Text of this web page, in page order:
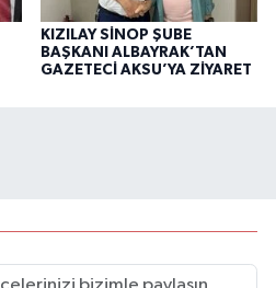
KIZILAY SİNOP ŞUBE
BAŞKANI ALBAYRAK’TAN
GAZETECİ AKSU’YA ZİYARET